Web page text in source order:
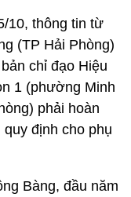
10, thông tin từ
(TP Hải Phòng)
chỉ đạo Hiệu
1 (phường Minh
phải hoàn
định cho phụ
Bàng, đầu năm